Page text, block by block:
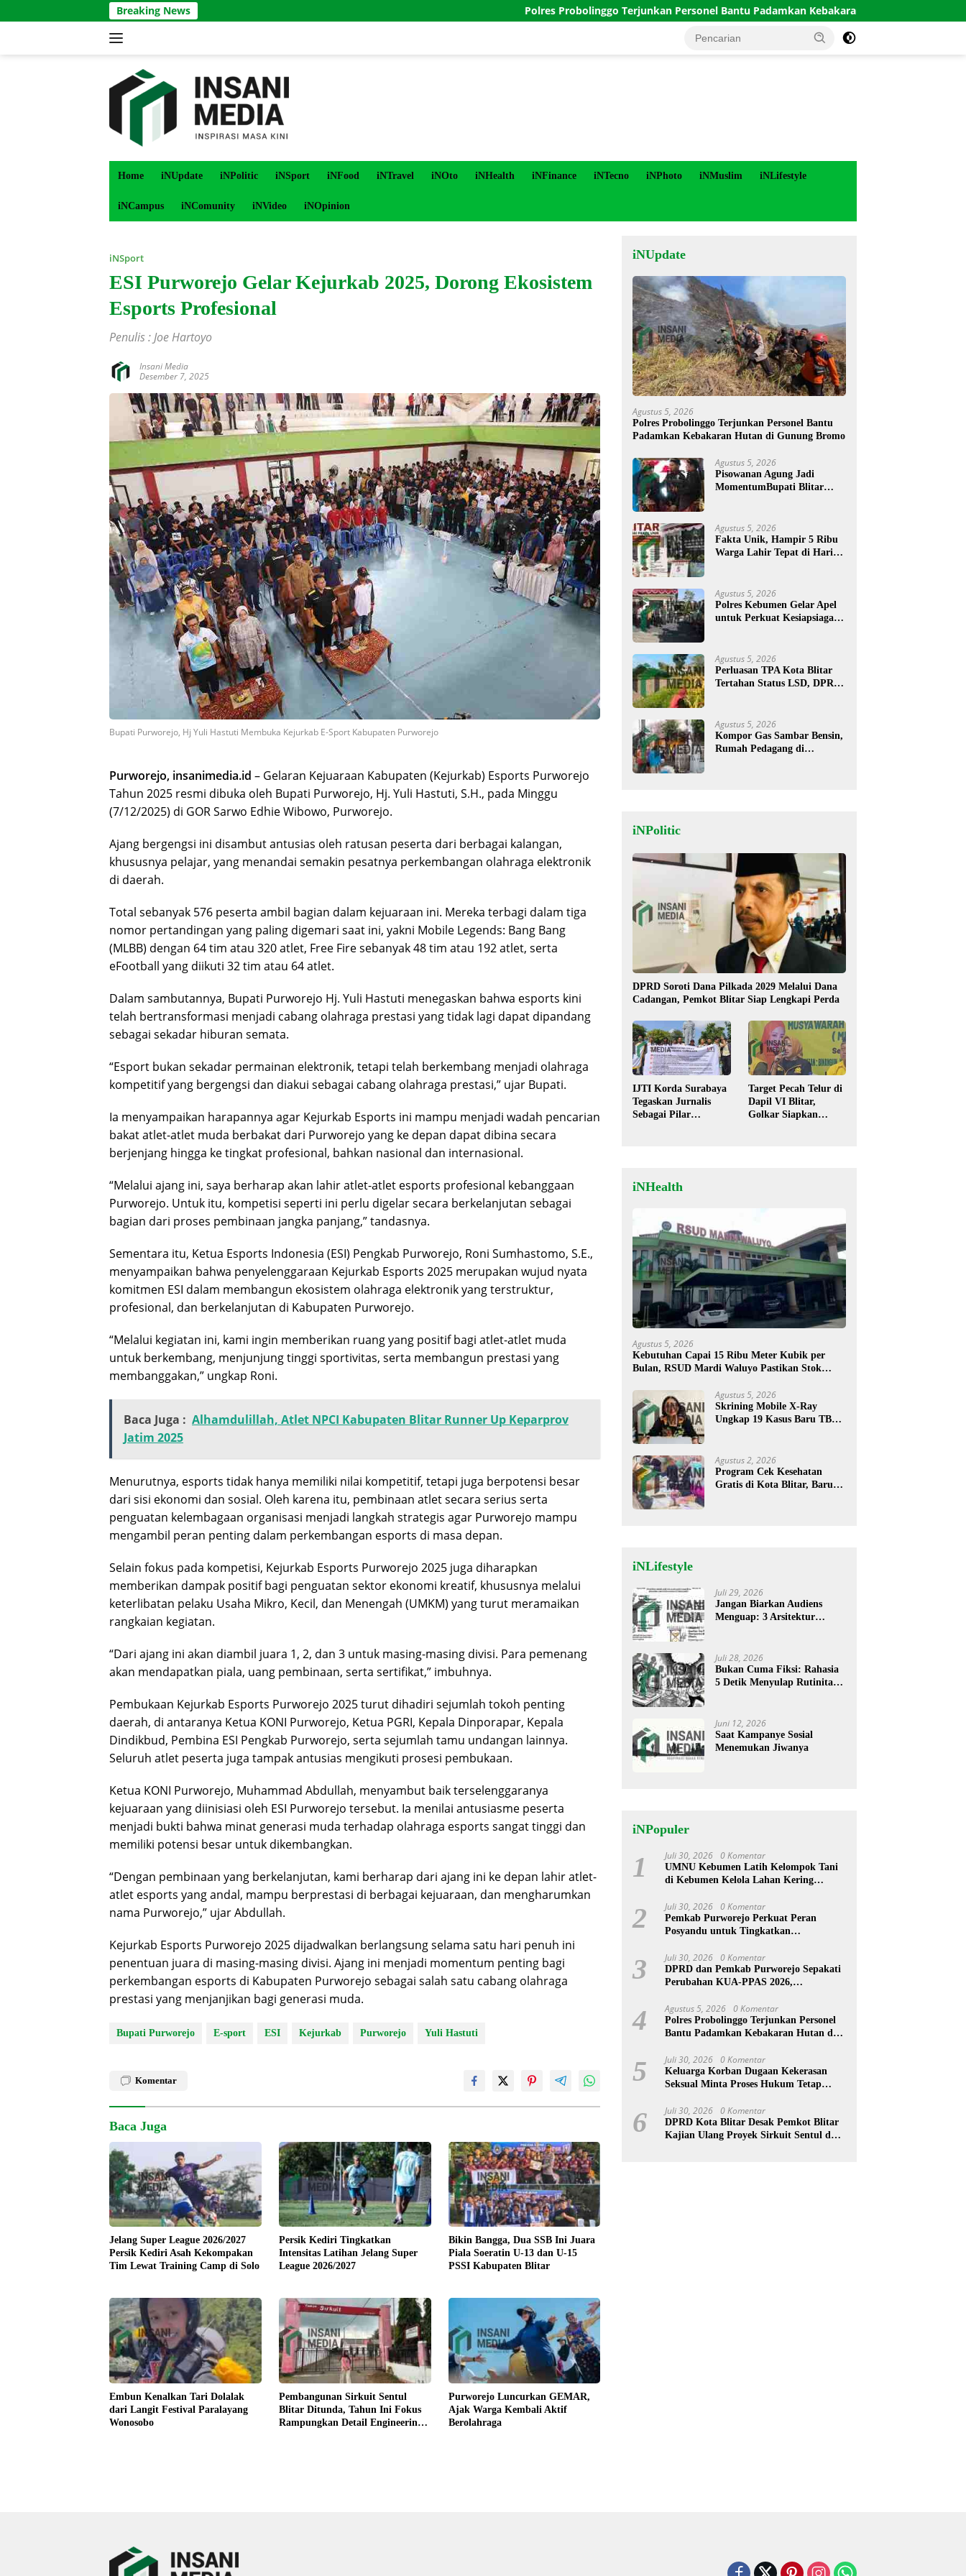
ke
Breaking News Polres Probolinggo Terjunkan Personel Bantu Padamkan Kebakaran Hutan di Gunung Bromo
Home iNUpdate iNPolitic iNSport iNFood iNTravel iNOto iNHealth iNFinance iNTecno iNPhoto iNMuslim iNLifestyle
iNCampus iNComunity iNVideo iNOpinion
iNSport
ESI Purworejo Gelar Kejurkab 2025, Dorong Ekosistem
Esports Profesional
Penulis : Joe Hartoyo
Insani Media
Desember 7, 2025
Bupati Purworejo, Hj Yuli Hastuti Membuka Kejurkab E-Sport Kabupaten Purworejo
Purworejo, insanimedia.id – Gelaran Kejuaraan Kabupaten (Kejurkab) Esports Purworejo
Tahun 2025 resmi dibuka oleh Bupati Purworejo, Hj. Yuli Hastuti, S.H., pada Minggu
(7/12/2025) di GOR Sarwo Edhie Wibowo, Purworejo.
Ajang bergengsi ini disambut antusias oleh ratusan peserta dari berbagai kalangan,
khususnya pelajar, yang menandai semakin pesatnya perkembangan olahraga elektronik
di daerah.
Total sebanyak 576 peserta ambil bagian dalam kejuaraan ini. Mereka terbagi dalam tiga
nomor pertandingan yang paling digemari saat ini, yakni Mobile Legends: Bang Bang
(MLBB) dengan 64 tim atau 320 atlet, Free Fire sebanyak 48 tim atau 192 atlet, serta
eFootball yang diikuti 32 tim atau 64 atlet.
Dalam sambutannya, Bupati Purworejo Hj. Yuli Hastuti menegaskan bahwa esports kini
telah bertransformasi menjadi cabang olahraga prestasi yang tidak lagi dapat dipandang
sebagai sekadar hiburan semata.
“Esport bukan sekadar permainan elektronik, tetapi telah berkembang menjadi olahraga
kompetitif yang bergengsi dan diakui sebagai cabang olahraga prestasi,” ujar Bupati.
Ia menyampaikan harapannya agar Kejurkab Esports ini mampu menjadi wadah pencarian
bakat atlet-atlet muda berbakat dari Purworejo yang ke depan dapat dibina secara
berjenjang hingga ke tingkat profesional, bahkan nasional dan internasional.
“Melalui ajang ini, saya berharap akan lahir atlet-atlet esports profesional kebanggaan
Purworejo. Untuk itu, kompetisi seperti ini perlu digelar secara berkelanjutan sebagai
bagian dari proses pembinaan jangka panjang,” tandasnya.
Sementara itu, Ketua Esports Indonesia (ESI) Pengkab Purworejo, Roni Sumhastomo, S.E.,
menyampaikan bahwa penyelenggaraan Kejurkab Esports 2025 merupakan wujud nyata
komitmen ESI dalam membangun ekosistem olahraga elektronik yang terstruktur,
profesional, dan berkelanjutan di Kabupaten Purworejo.
“Melalui kegiatan ini, kami ingin memberikan ruang yang positif bagi atlet-atlet muda
untuk berkembang, menjunjung tinggi sportivitas, serta membangun prestasi yang
membanggakan,” ungkap Roni.
Baca Juga : Alhamdulillah, Atlet NPCI Kabupaten Blitar Runner Up Keparprov
Jatim 2025
Menurutnya, esports tidak hanya memiliki nilai kompetitif, tetapi juga berpotensi besar
dari sisi ekonomi dan sosial. Oleh karena itu, pembinaan atlet secara serius serta
penguatan kelembagaan organisasi menjadi langkah strategis agar Purworejo mampu
mengambil peran penting dalam perkembangan esports di masa depan.
Selain fokus pada kompetisi, Kejurkab Esports Purworejo 2025 juga diharapkan
memberikan dampak positif bagi penguatan sektor ekonomi kreatif, khususnya melalui
keterlibatan pelaku Usaha Mikro, Kecil, dan Menengah (UMKM) yang turut meramaikan
rangkaian kegiatan.
“Dari ajang ini akan diambil juara 1, 2, dan 3 untuk masing-masing divisi. Para pemenang
akan mendapatkan piala, uang pembinaan, serta sertifikat,” imbuhnya.
Pembukaan Kejurkab Esports Purworejo 2025 turut dihadiri sejumlah tokoh penting
daerah, di antaranya Ketua KONI Purworejo, Ketua PGRI, Kepala Dinporapar, Kepala
Dindikbud, Pembina ESI Pengkab Purworejo, serta sejumlah tamu undangan lainnya.
Seluruh atlet peserta juga tampak antusias mengikuti prosesi pembukaan.
Ketua KONI Purworejo, Muhammad Abdullah, menyambut baik terselenggaranya
kejuaraan yang diinisiasi oleh ESI Purworejo tersebut. Ia menilai antusiasme peserta
menjadi bukti bahwa minat generasi muda terhadap olahraga esports sangat tinggi dan
memiliki potensi besar untuk dikembangkan.
“Dengan pembinaan yang berkelanjutan, kami berharap dari ajang ini ke depan lahir atlet-
atlet esports yang andal, mampu berprestasi di berbagai kejuaraan, dan mengharumkan
nama Purworejo,” ujar Abdullah.
Kejurkab Esports Purworejo 2025 dijadwalkan berlangsung selama satu hari penuh ini
penentuan juara di masing-masing divisi. Ajang ini menjadi momentum penting bagi
perkembangan esports di Kabupaten Purworejo sebagai salah satu cabang olahraga
prestasi yang menjanjikan bagi generasi muda.
Bupati Purworejo E-sport ESI Kejurkab Purworejo Yuli Hastuti
Komentar
Baca Juga
Jelang Super League 2026/2027
Persik Kediri Asah Kekompakan
Tim Lewat Training Camp di Solo
Persik Kediri Tingkatkan
Intensitas Latihan Jelang Super
League 2026/2027
Bikin Bangga, Dua SSB Ini Juara
Piala Soeratin U-13 dan U-15
PSSI Kabupaten Blitar
Embun Kenalkan Tari Dolalak
dari Langit Festival Paralayang
Wonosobo
Pembangunan Sirkuit Sentul
Blitar Ditunda, Tahun Ini Fokus
Rampungkan Detail Engineering
Purworejo Luncurkan GEMAR,
Ajak Warga Kembali Aktif
Berolahraga
iNUpdate
Agustus 5, 2026
Polres Probolinggo Terjunkan Personel Bantu
Padamkan Kebakaran Hutan di Gunung Bromo
Agustus 5, 2026
Pisowanan Agung Jadi
MomentumBupati Blitar
Kesejahteraan Warga
Agustus 5, 2026
Fakta Unik, Hampir 5 Ribu
Warga Lahir Tepat di Hari
Agustus 5, 2026
Polres Kebumen Gelar Apel
untuk Perkuat Kesiapsiagaan
Agustus 5, 2026
Perluasan TPA Kota Blitar
Tertahan Status LSD, DPRD
Agustus 5, 2026
Kompor Gas Sambar Bensin,
Rumah Pedagang di
iNPolitic
DPRD Soroti Dana Pilkada 2029 Melalui Dana
Cadangan, Pemkot Blitar Siap Lengkapi Perda
IJTI Korda Surabaya
Tegaskan Jurnalis
Sebagai Pilar
Target Pecah Telur di
Dapil VI Blitar,
Golkar Siapkan
iNHealth
Agustus 5, 2026
Kebutuhan Capai 15 Ribu Meter Kubik per
Bulan, RSUD Mardi Waluyo Pastikan Stok
Agustus 5, 2026
Skrining Mobile X-Ray
Ungkap 19 Kasus Baru TBC,
Agustus 2, 2026
Program Cek Kesehatan
Gratis di Kota Blitar, Baru
iNLifestyle
Juli 29, 2026
Jangan Biarkan Audiens
Menguap: 3 Arsitektur
Juli 28, 2026
Bukan Cuma Fiksi: Rahasia
5 Detik Menyulap Rutinitas
Juni 12, 2026
Saat Kampanye Sosial
Menemukan Jiwanya
iNPopuler
1 Juli 30, 2026 0 Komentar
UMNU Kebumen Latih Kelompok Tani
di Kebumen Kelola Lahan Kering
2 Juli 30, 2026 0 Komentar
Pemkab Purworejo Perkuat Peran
Posyandu untuk Tingkatkan
3 Juli 30, 2026 0 Komentar
DPRD dan Pemkab Purworejo Sepakati
Perubahan KUA-PPAS 2026,
4 Agustus 5, 2026 0 Komentar
Polres Probolinggo Terjunkan Personel
Bantu Padamkan Kebakaran Hutan di
5 Juli 30, 2026 0 Komentar
Keluarga Korban Dugaan Kekerasan
Seksual Minta Proses Hukum Tetap
6 Juli 30, 2026 0 Komentar
DPRD Kota Blitar Desak Pemkot Blitar
Kajian Ulang Proyek Sirkuit Sentul dan